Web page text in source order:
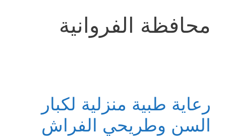
محافظة الفروانية
رعاية طبية منزلية لكبار
السن وطريحي الفراش